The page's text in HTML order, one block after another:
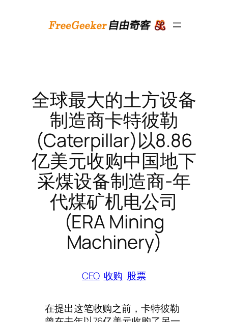
全球最大的土方设备
制造商卡特彼勒
(Caterpillar)以8.86
亿美元收购中国地下
采煤设备制造商-年
代煤矿机电公司
(ERA Mining
Machinery)
CEO 收购 股票
在提出这笔收购之前，卡特彼勒